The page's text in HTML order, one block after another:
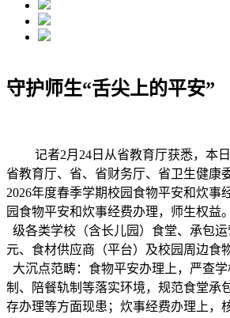
守护师生“舌尖上的平安”
记者2月24日从省教育厅获悉，本日
省教育厅、省、省财务厅、省卫生健康
2026年度春季学期校园食物平安和炊事
园食物平安和炊事经费办理，师生权益
级各类学校（含长儿园）食堂、承包
元、食材供应商（平台）及校园周边食
大沉点范畴：食物平安办理上，严查
制、陪餐轨制等落实环境，规范食堂承
存办理等方面现患；炊事经费办理上，